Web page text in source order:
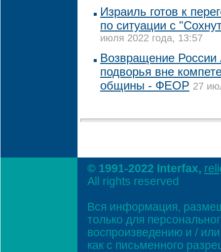
Израиль готов к
по ситуации с
июля 2022 года, 13:57
Возвращение России
подворья вне
общины - ФЕОР 27
© 1991-2022 Interfax,
All rights reserved
Вся информация,
только для
воспроизведению и /
как с письменного